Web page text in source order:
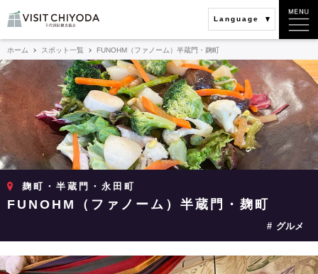
Language
ホーム スポット一覧 FUNOHM（ファノーム）半蔵門・麹町
麹町・半蔵門・永田町
FUNOHM（ファノーム）半蔵門・麹町
グルメ